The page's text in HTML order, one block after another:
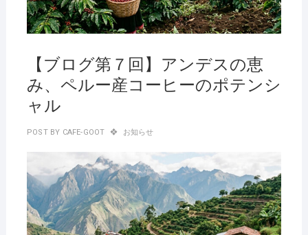
【ブログ第７回】アンデスの恵
み、ペルー産コーヒーのポテンシ
ャル
POST BY CAFE-GOOT お知らせ